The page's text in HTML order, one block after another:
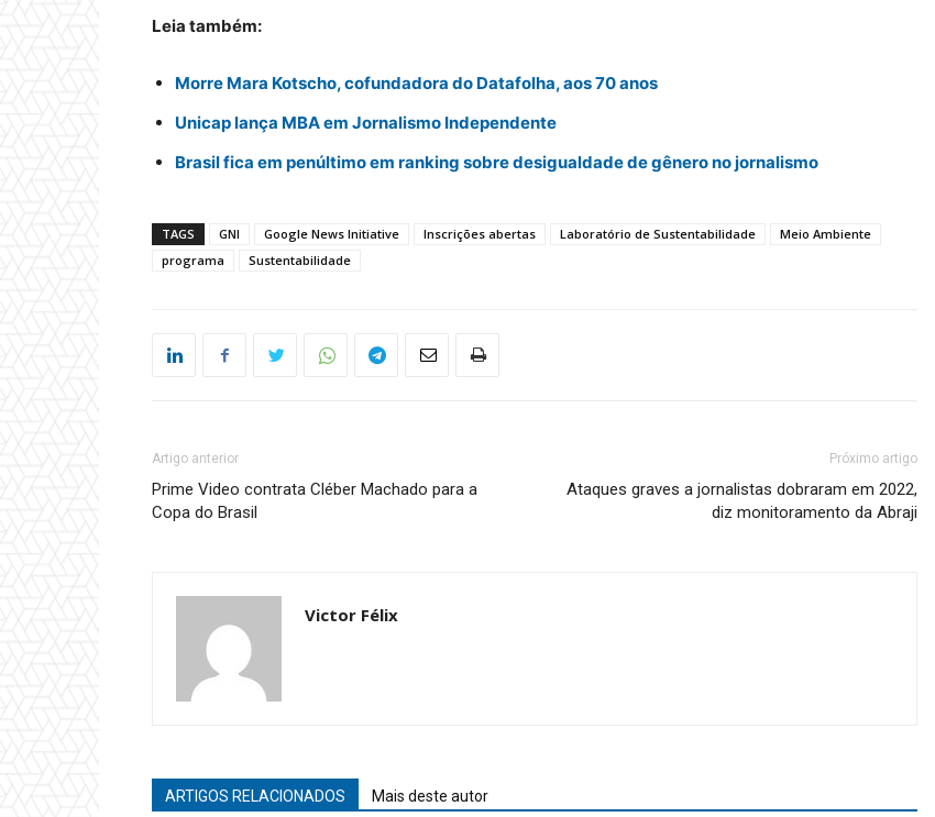
Leia também:
Morre Mara Kotscho, cofundadora do Datafolha, aos 70 anos
Unicap lança MBA em Jornalismo Independente
Brasil fica em penúltimo em ranking sobre desigualdade de gênero no jornalismo
TAGS GNI Google News Initiative Inscrições abertas Laboratório de Sustentabilidade
Meio Ambiente
programa
Sustentabilidade
Artigo anterior
Prime Video contrata Cléber Machado para a
Copa do Brasil
Próximo artigo
Ataques graves a jornalistas dobraram em 2022,
diz monitoramento da Abraji
Victor Félix
ARTIGOS RELACIONADOS Mais deste autor